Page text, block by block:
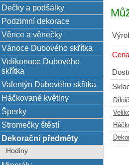
Dečky a podšálky
Podzimní dekorace
Věnce a věnečky
Vánoce Dubového skřítka
Velikonoce Dubového
skřítka
Valentýn Dubového skřítka
Háčkované květiny
Šperky
Stromečky štěstí
Dekorační předměty
Hodiny